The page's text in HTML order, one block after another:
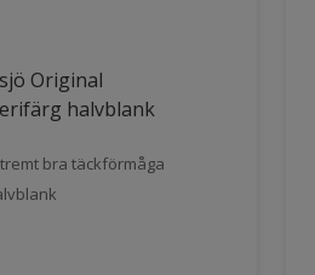
Original
halvblank
bra täckförmåga